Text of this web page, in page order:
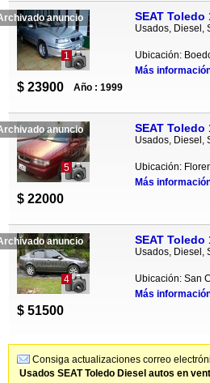
anuncio
1
SEAT Toledo
Usados, Diesel,
Ubicación:
Más
$ 23900
Año : 1999
anuncio
5
SEAT Toledo
Usados, Diesel,
Ubicación:
Más
$ 22000
anuncio
4
SEAT Toledo
Usados, Diesel,
Ubicación: San
Más
$ 51500
Consiga actualizaciones correo
Usados SEAT Toledo Diesel autos en